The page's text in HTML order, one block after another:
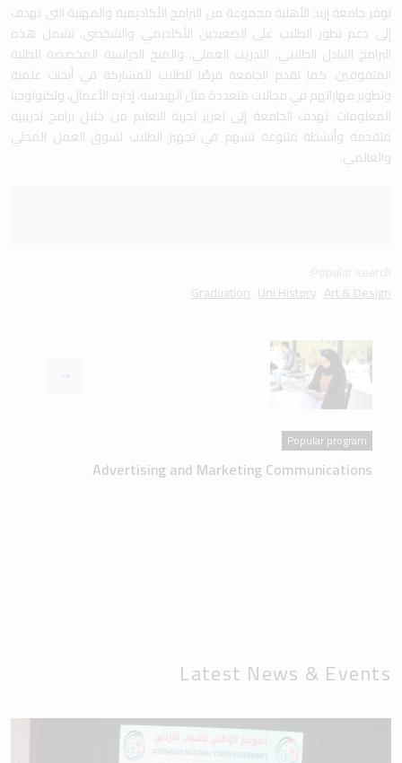
توفر جامعة إربد الأهلية مجموعة من البرامج الأكاديمية والمهنية التي تهدف
إلى دعم تطور الطلاب على الصعيدين الأكاديمي والشخصي. تشمل هذه
البرامج التبادل الطلابي، التدريب العملي، والمنح الدراسية المخصصة للطلبة
المتفوقين. كما تقدم الجامعة فرصًا للطلاب للمشاركة في أبحاث علمية
وتطوير مهاراتهم في مجالات متعددة مثل الهندسة، إدارة الأعمال، وتكنولوجيا
المعلومات. تهدف الجامعة إلى تعزيز تجربة التعليم من خلال برامج تدريبية
متقدمة وأنشطة متنوعة تسهم في تجهيز الطلاب لسوق العمل المحلي
والعالمي.
Art & Design
Uni History
Graduation
Popular program
Advertising and Marketing Communications
Latest News & Events